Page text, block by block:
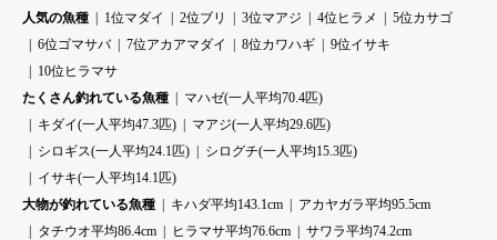
人気の魚種 1位マダイ 2位ブリ 3位マアジ 4位ヒラメ
5位カサゴ
6位ゴマサバ
7位アカアマダイ 8位カワハギ
9位イサキ
10位ヒラマサ
たくさん釣れている魚種
マハゼ(一人平均70.4匹)
キダイ(一人平均47.3匹)
マアジ(一人平均29.6匹)
シロギス(一人平均24.1匹)
シログチ(一人平均15.3匹)
イサキ(一人平均14.1匹)
大物が釣れている魚種
キハダ平均143.1cm
アカヤガラ平均95.5cm
タチウオ平均86.4cm
ヒラマサ平均76.6cm
サワラ平均74.2cm